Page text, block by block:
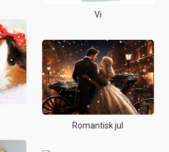
Vi
Romantisk jul